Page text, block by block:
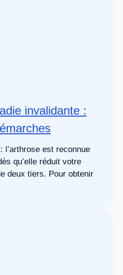
invalidante :
l’arthrose est reconnue
qu’elle réduit votre
deux tiers. Pour obtenir